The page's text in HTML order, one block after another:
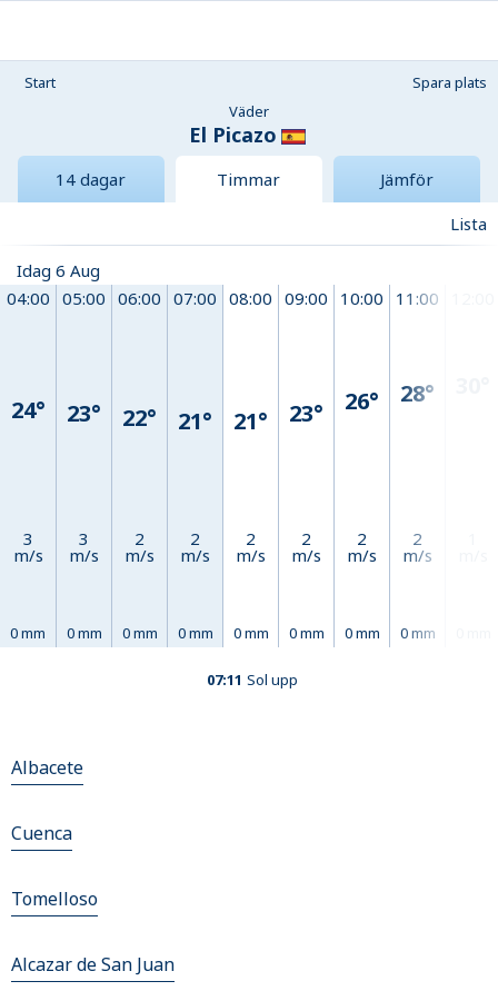
Start
Spara plats
Väder
El Picazo
14 dagar Timmar
Jämför
Lista
Idag 6 Aug
04:00
24°
3
m/s
0 mm
05:00
23°
3
m/s
0 mm
06:00
22°
2
m/s
0 mm
07:00
21°
2
m/s
0 mm
08:00
21°
2
m/s
0 mm
09:00
23°
2
m/s
0 mm
10:00
26°
2
m/s
0 mm
11:00
28°
2
m/s
0 mm
07:11 Sol upp
Albacete
Cuenca
Tomelloso
Alcazar de San Juan